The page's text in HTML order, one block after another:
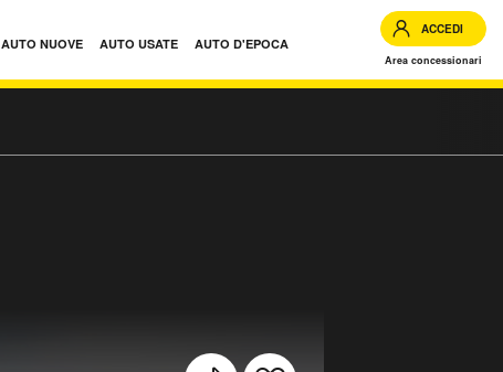
AUTO NUOVE AUTO USATE AUTO D'EPOCA
ACCEDI
Area concessionari